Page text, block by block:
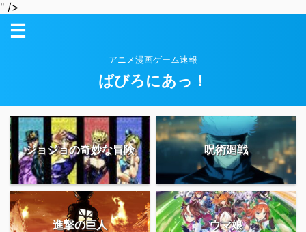
" />
アニメ漫画ゲーム速報
ばびろにあっ！
ジョジョの奇妙な冒険 呪術廻戦
進撃の巨人 ウマ娘